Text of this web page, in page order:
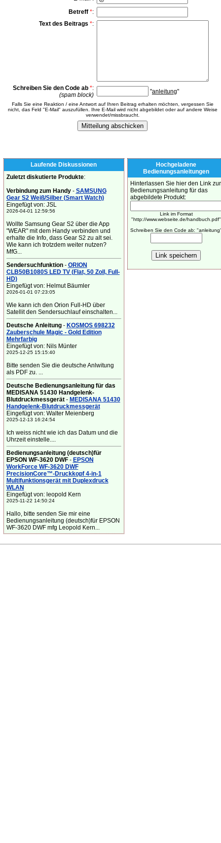
Betreff *:
Text des Beitrags *:
Schreiben Sie den Code ab *:
(spam block)
"anleitung"
Falls Sie eine Reaktion / eine Antwort auf Ihren Beitrag erhalten möchten, vergessen Sie
nicht, das Feld "E-Mail" auszufüllen. Ihre E-Mail wird nicht abgebildet oder auf andere Weise
verwendet/missbraucht.
Laufende Diskussionen
Zuletzt diskutierte Produkte:
Verbindung zum Handy- SAMSUNG
Gear S2 Weiß/Silber (Smart Watch)
Eingefügt von: JSL
2026-04-01 12:59:56
Wollte Samsung Gear S2 über die App
"WEAR" mit dem Handy verbinden und
erhalte die Info, dass Gear S2 zu alt sei.
Wie kann ich trotzdem weiter nutzen?
MfG...
Sendersuchfunktion- ORION
CLB50B1080S LED TV (Flat, 50 Zoll, Full-
HD)
Eingefügt von: Helmut Bäumler
2026-01-01 07:23:05
Wie kann ich den Orion Full-HD über
Satellit den Sendersuchlauf einschalten...
Deutsche Anleitung- KOSMOS 698232
Zauberschule Magic - Gold Edition
Mehrfarbig
Eingefügt von: Nils Münter
2025-12-25 15:15:40
Bitte senden Sie die deutsche Anlwitung
als PDF zu. ...
Deutsche Bedienungsanleitung für das
MEDISANA 51430 Handgelenk-
Blutdruckmessgerät- MEDISANA 51430
Handgelenk-Blutdruckmessgerät
Eingefügt von: Walter Meienberg
2025-12-13 16:24:54
Ich weiss nicht wie ich das Datum und die
Uhrzeit einstelle....
Bedienungsanleitung (deutsch)für
EPSON WF-3620 DWF- EPSON
WorkForce WF-3620 DWF
PrecisionCore™-Druckkopf 4-in-1
Multifunktionsgerät mit Duplexdruck
WLAN
Eingefügt von: leopold Kern
2025-11-22 14:50:24
Hallo, bitte senden Sie mir eine
Bedienungsanleitung (deutsch)für EPSON
WF-3620 DWF mfg Leopold Kern...
Hochgeladene
Bedienungsanleitungen
Hinterlassen Sie hier den Link zur
Bedienungsanleitung für das
abgebildete Produkt:
Link im Format
"http://www.webseite.de/handbuch.pdf"
Schreiben Sie den Code ab: